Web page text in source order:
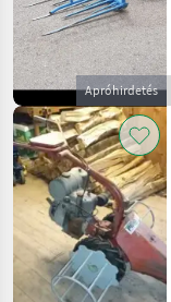
Apróhirdetés